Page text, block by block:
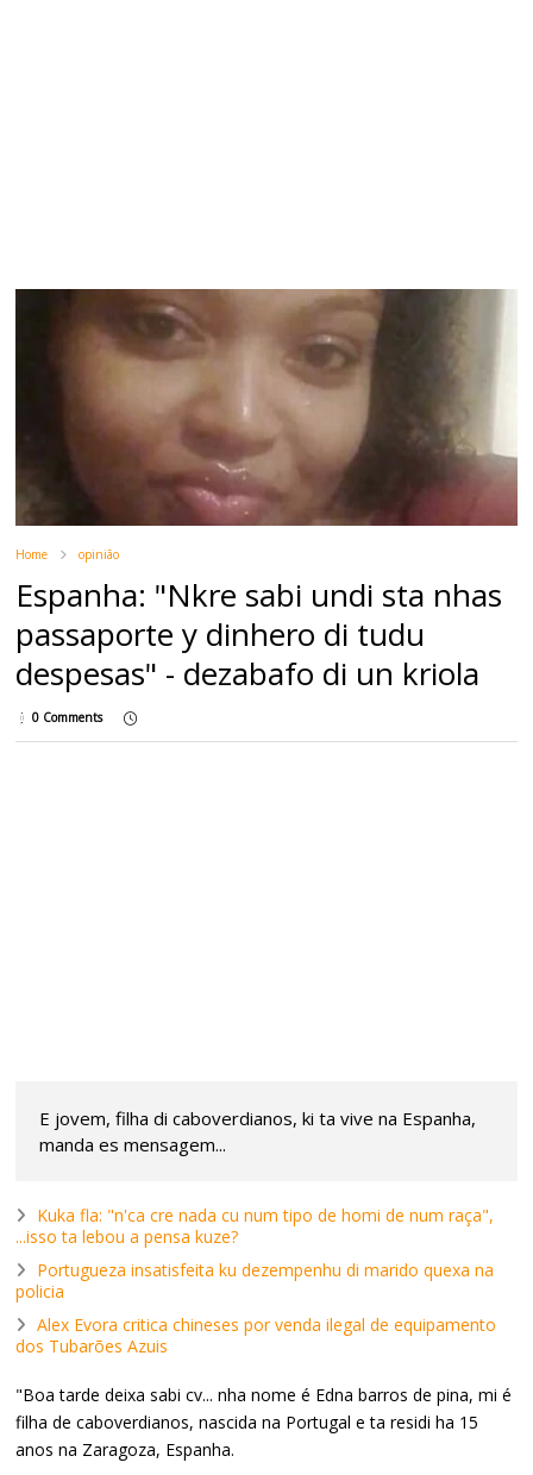
Home opinião
Espanha: "Nkre sabi undi sta nhas
passaporte y dinhero di tudu
despesas" - dezabafo di un kriola
0 Comments
E jovem, filha di caboverdianos, ki ta vive na Espanha,
manda es mensagem...
Kuka fla: "n'ca cre nada cu num tipo de homi de num raça",
...isso ta lebou a pensa kuze?
Portugueza insatisfeita ku dezempenhu di marido quexa na
policia
Alex Evora critica chineses por venda ilegal de equipamento
dos Tubarões Azuis
"Boa tarde deixa sabi cv... nha nome é Edna barros de pina, mi é
filha de caboverdianos, nascida na Portugal e ta residi ha 15
anos na Zaragoza, Espanha.